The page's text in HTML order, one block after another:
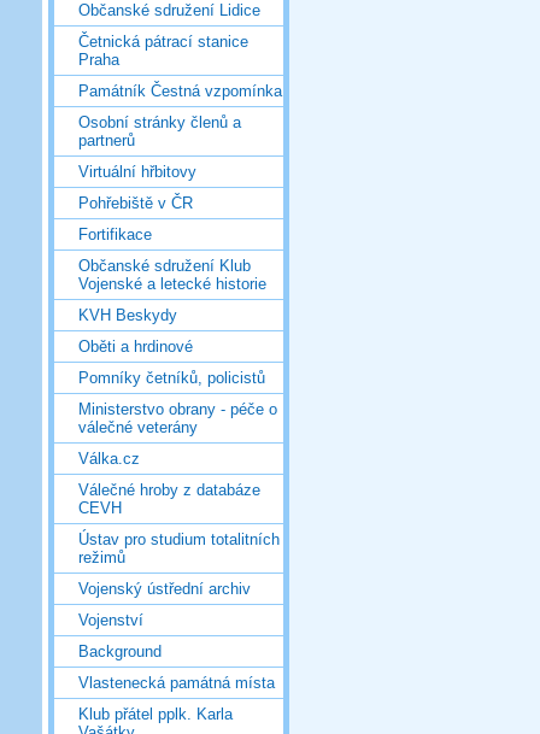
Občanské sdružení Lidice
Četnická pátrací stanice
Praha
Památník Čestná vzpomínka
Osobní stránky členů a
partnerů
Virtuální hřbitovy
Pohřebiště v ČR
Fortifikace
Občanské sdružení Klub
Vojenské a letecké historie
KVH Beskydy
Oběti a hrdinové
Pomníky četníků, policistů
Ministerstvo obrany - péče o
válečné veterány
Válka.cz
Válečné hroby z databáze
CEVH
Ústav pro studium totalitních
režimů
Vojenský ústřední archiv
Vojenství
Background
Vlastenecká památná místa
Klub přátel pplk. Karla